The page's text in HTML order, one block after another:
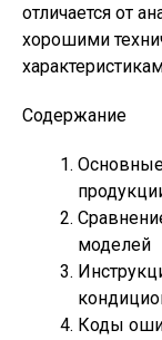
отличается от
хорошими
Содержание
моделей
Коды